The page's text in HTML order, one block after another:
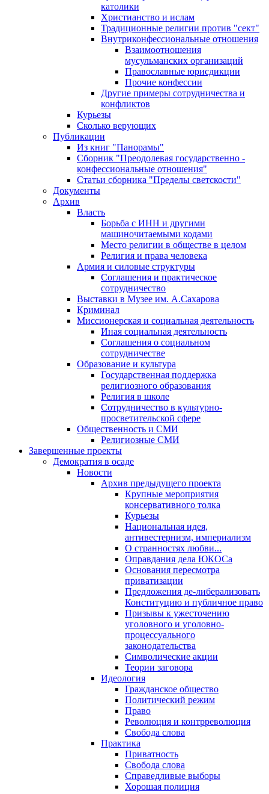
католики
Христианство и ислам
Традиционные религии против "сект"
Внутриконфессиональные отношения
Взаимоотношения
мусульманских организаций
Православные юрисдикции
Прочие конфессии
Другие примеры сотрудничества и
конфликтов
Курьезы
Сколько верующих
Публикации
Из книг "Панорамы"
Сборник "Преодолевая государственно -
конфессиональные отношения"
Статьи сборника "Пределы светскости"
Документы
Архив
Власть
Борьба с ИНН и другими
машиночитаемыми кодами
Место религии в обществе в целом
Религия и права человека
Армия и силовые структуры
Соглашения и практическое
сотрудничество
Выставки в Музее им. А.Сахарова
Криминал
Миссионерская и социальная деятельность
Иная социальная деятельность
Соглашения о социальном
сотрудничестве
Образование и культура
Государственная поддержка
религиозного образования
Религия в школе
Сотрудничество в культурно-
просветительской сфере
Общественность и СМИ
Религиозные СМИ
Завершенные проекты
Демократия в осаде
Новости
Архив предыдущего проекта
Крупные мероприятия
консервативного толка
Курьезы
Национальная идея,
антивестернизм, империализм
О странностях любви...
Оправдания дела ЮКОСа
Основания пересмотра
приватизации
Предложения де-либерализовать
Конституцию и публичное право
Призывы к ужесточению
уголовного и уголовно-
процессуального
законодательства
Символические акции
Теории заговора
Идеология
Гражданское общество
Политический режим
Право
Революция и контрреволюция
Свобода слова
Практика
Приватность
Свобода слова
Справедливые выборы
Хорошая полиция